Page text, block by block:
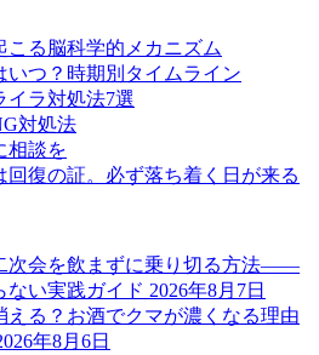
こる脳科学的メカニズム
いつ？時期別タイムライン
イラ対処法7選
対処法
相談を
回復の証。必ず落ち着く日が来る
次会を飲まずに乗り切る方法——
ない実践ガイド 2026年8月7日
える？お酒でクマが濃くなる理由
年8月6日